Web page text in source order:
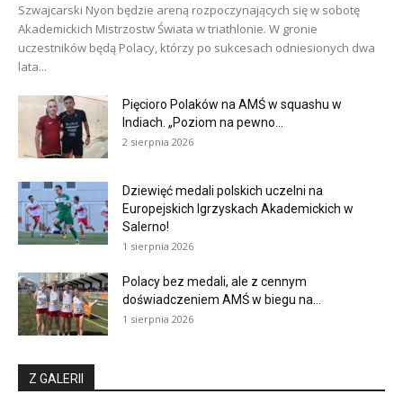
Szwajcarski Nyon będzie areną rozpoczynających się w sobotę
Akademickich Mistrzostw Świata w triathlonie. W gronie
uczestników będą Polacy, którzy po sukcesach odniesionych dwa
lata...
Pięcioro Polaków na AMŚ w squashu w
Indiach. „Poziom na pewno...
2 sierpnia 2026
Dziewięć medali polskich uczelni na
Europejskich Igrzyskach Akademickich w
Salerno!
1 sierpnia 2026
Polacy bez medali, ale z cennym
doświadczeniem AMŚ w biegu na...
1 sierpnia 2026
Z GALERII